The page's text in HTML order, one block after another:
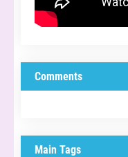
Comments
Main Tags